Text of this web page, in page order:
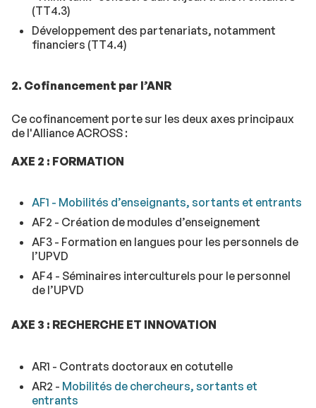
(TT4.3)
Développement des partenariats, notamment
financiers (TT4.4)
2. Cofinancement par l’ANR
Ce cofinancement porte sur les deux axes principaux
de l'Alliance ACROSS :
AXE 2 : FORMATION
AF1 - Mobilités d’enseignants, sortants et entrants
AF2 - Création de modules d’enseignement
AF3 - Formation en langues pour les personnels de
l’UPVD
AF4 - Séminaires interculturels pour le personnel
de l’UPVD
AXE 3 : RECHERCHE ET INNOVATION
AR1 - Contrats doctoraux en cotutelle
AR2 - Mobilités de chercheurs, sortants et
entrants